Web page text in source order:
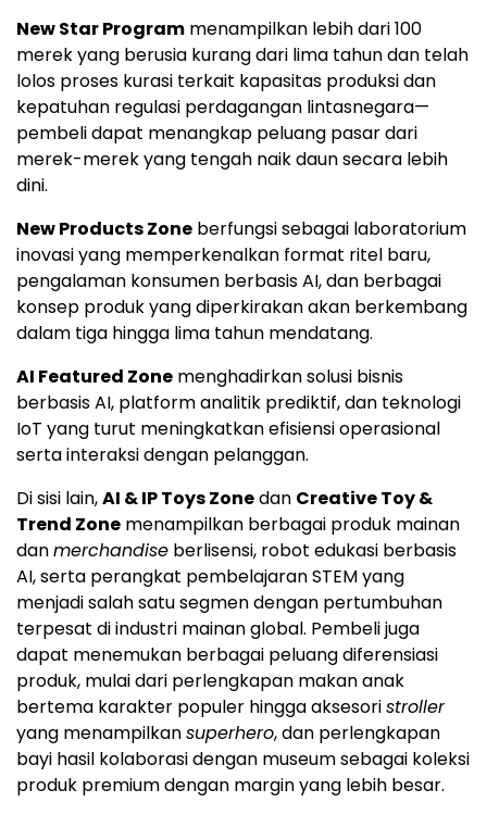
New Star Program menampilkan lebih dari 100
merek yang berusia kurang dari lima tahun dan telah
lolos proses kurasi terkait kapasitas produksi dan
kepatuhan regulasi perdagangan lintasnegara—
pembeli dapat menangkap peluang pasar dari
merek-merek yang tengah naik daun secara lebih
dini.
New Products Zone berfungsi sebagai laboratorium
inovasi yang memperkenalkan format ritel baru,
pengalaman konsumen berbasis AI, dan berbagai
konsep produk yang diperkirakan akan berkembang
dalam tiga hingga lima tahun mendatang.
AI Featured Zone menghadirkan solusi bisnis
berbasis AI, platform analitik prediktif, dan teknologi
IoT yang turut meningkatkan efisiensi operasional
serta interaksi dengan pelanggan.
Di sisi lain,AI & IP Toys Zonedan Creative Toy &
Trend Zone menampilkan berbagai produk mainan
danmerchandise berlisensi, robot edukasi berbasis
AI, serta perangkat pembelajaran STEM yang
menjadi salah satu segmen dengan pertumbuhan
terpesat di industri mainan global. Pembeli juga
dapat menemukan berbagai peluang diferensiasi
produk, mulai dari perlengkapan makan anak
bertema karakter populer hingga aksesoristroller
yang menampilkansuperhero, dan perlengkapan
bayi hasil kolaborasi dengan museum sebagai koleksi
produk premium dengan margin yang lebih besar.